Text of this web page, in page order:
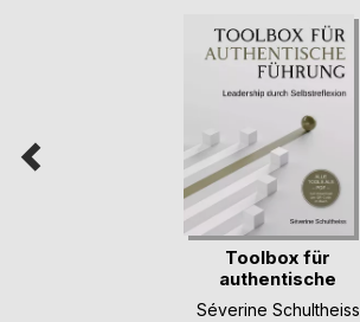
Toolbox für
authentische
Führung
Séverine Schultheiss